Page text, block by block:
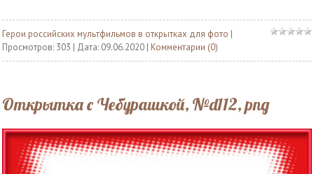
Герои российских мультфильмов в открытках для фото |
Просмотров: 303 | Дата: 09.06.2020 | Комментарии (0)
Открытка с Чебурашкой, №d112, png